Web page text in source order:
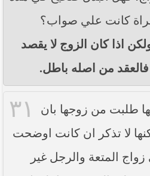
كانت علي صواب؟
اذا كان الزوج لا يقصد
فالعقد من اصله باطل.
٣١
طلبت من زوجها بان
لا تذكر ان كانت اوضحت
المتعة والرجل غير